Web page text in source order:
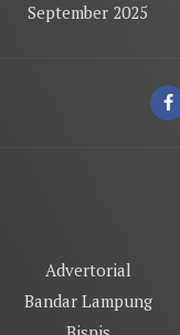
September 2025
Advertorial
Bandar Lampung